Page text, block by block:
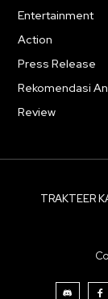
Entertainment
Action
Press Release
Rekomendasi
Review
TRAKTEER